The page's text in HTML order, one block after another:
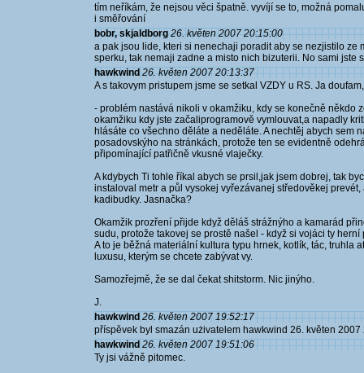
tím neříkám, že nejsou věci špatně. vyvíjí se to, možná
i směřování
bobr, skjaldborg 26. květen 2007 20:15:00
a pak jsou lide, kteri si nenechaji poradit aby se nezjistilo ze
sperku, tak nemaji zadne a misto nich bizuterii. No sami jste
hawkwind 26. květen 2007 20:13:37
A s takovym pristupem jsme se setkal VZDY u RS. Ja
- problém nastává nikoli v okamžiku, kdy se konečně někdo
okamžiku kdy jste začaliprogramově vymlouvat,a napadly
hlásáte co všechno děláte a neděláte. A nechtěj abych sem
posadovskýho na stránkách, protože ten se evidentně
připomínající patřičně vkusné vlaječky.
A kdybych Ti tohle říkal abych se prsil,jak jsem dobrej, tak
instaloval metr a půl vysokej vyřezávanej středověkej
kadibudky. Jasnačka?
Okamžik prozření přijde když děláš strážnýho a kamarád
sudu, protože takovej se prostě našel - když si vojáci ty
A to je běžná materiální kultura typu hrnek, kotlík, tác, truhla
luxusu, kterým se chcete zabývat vy.
Samozřejmě, že se dal čekat shitstorm. Nic jinýho.
J.
hawkwind 26. květen 2007 19:52:17
příspěvek byl smazán użivatelem hawkwind 26. květen 2007
hawkwind 26. květen 2007 19:51:06
Ty jsi vážně pitomec.